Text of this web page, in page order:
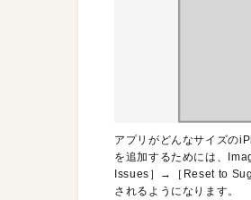
アプリがどんなサイズの
を追加するためには、
Issues］→［Reset to
されるようになります。